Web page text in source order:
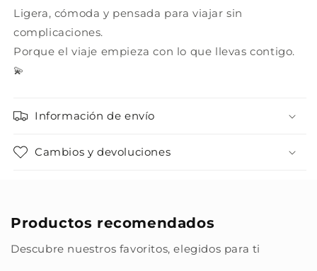
Ligera, cómoda y pensada para viajar sin
complicaciones.
Porque el viaje empieza con lo que llevas contigo.
💫
Información de envío
Cambios y devoluciones
Productos recomendados
Descubre nuestros favoritos, elegidos para ti